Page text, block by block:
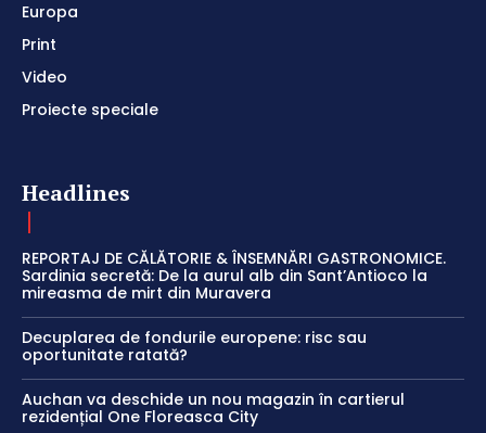
Europa
Print
Video
Proiecte speciale
Headlines
REPORTAJ DE CĂLĂTORIE & ÎNSEMNĂRI GASTRONOMICE.
Sardinia secretă: De la aurul alb din Sant’Antioco la
mireasma de mirt din Muravera
Decuplarea de fondurile europene: risc sau
oportunitate ratată?
Auchan va deschide un nou magazin în cartierul
rezidențial One Floreasca City